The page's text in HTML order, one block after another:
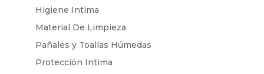
Higiene Intima
Material De Limpieza
Pañales y Toallas Húmedas
Protección Intima